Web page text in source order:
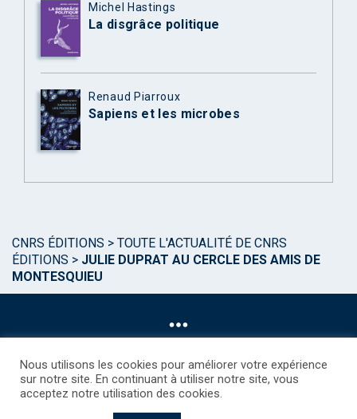
Michel Hastings
La disgrâce politique
Renaud Piarroux
Sapiens et les microbes
CNRS ÉDITIONS > TOUTE L'ACTUALITÉ DE CNRS
ÉDITIONS > JULIE DUPRAT AU CERCLE DES AMIS DE
MONTESQUIEU
©CNRS EDITIONS 2025
Nous utilisons les cookies pour améliorer votre expérience
sur notre site. En continuant à utiliser notre site, vous
acceptez notre utilisation des cookies.